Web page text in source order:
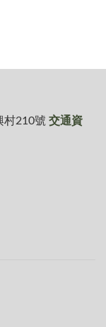
村210號 交通資